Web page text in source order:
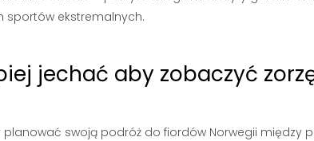
sportów ekstremalnych.
jechać aby zobaczyć
swoją podróż do fiordów Norwegii między